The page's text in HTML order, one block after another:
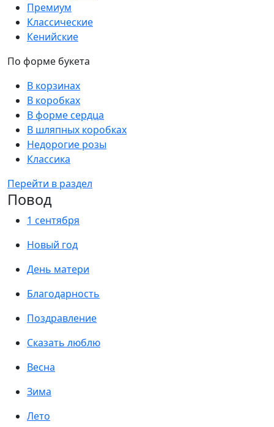
Премиум
Классические
Кенийские
По форме букета
В корзинах
В коробках
В форме сердца
В шляпных коробках
Недорогие розы
Классика
Перейти в раздел
Повод
1 сентября
Новый год
День матери
Благодарность
Поздравление
Сказать люблю
Весна
Зима
Лето